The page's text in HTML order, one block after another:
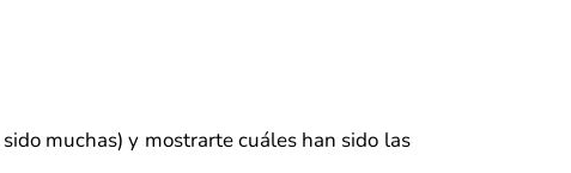
muchas) y mostrarte cuáles han sido las